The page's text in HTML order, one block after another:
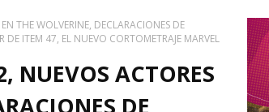
THE WOLVERINE, DECLARACIONES DE
ITEM 47, EL NUEVO CORTOMETRAJE MARVEL
NUEVOS ACTORES
DE